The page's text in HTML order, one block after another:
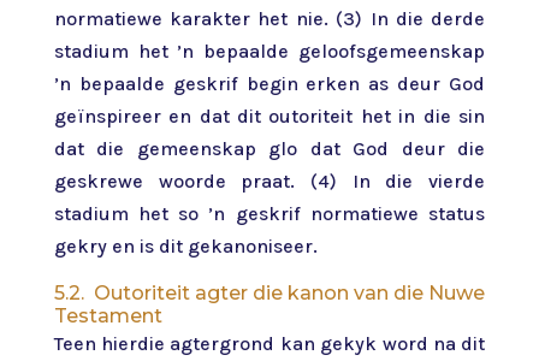
normatiewe karakter het nie. (3) In die derde
stadium het ’n bepaalde geloofsgemeenskap
’n bepaalde geskrif begin erken as deur God
geïnspireer en dat dit outoriteit het in die sin
dat die gemeenskap glo dat God deur die
geskrewe woorde praat. (4) In die vierde
stadium het so ’n geskrif normatiewe status
gekry en is dit gekanoniseer.
5.2. Outoriteit agter die kanon van die Nuwe
Testament
Teen hierdie agtergrond kan gekyk word na dit